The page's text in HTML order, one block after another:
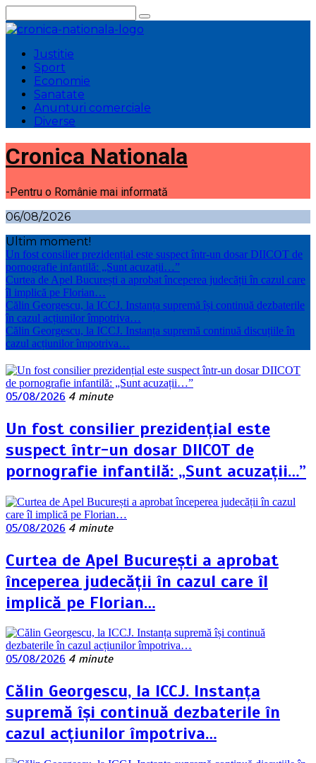
la
conținut
Justitie
Sport
Economie
Sanatate
Anunturi comerciale
Diverse
Cronica Nationala
-Pentru o Românie mai informată
06/08/2026
Ultim moment!
Un fost consilier prezidențial este suspect într-un dosar DIICOT de
pornografie infantilă: „Sunt acuzații…”
Curtea de Apel București a aprobat începerea judecății în cazul care
îl implică pe Florian…
Călin Georgescu, la ICCJ. Instanța supremă își continuă dezbaterile
în cazul acțiunilor împotriva…
Călin Georgescu, la ICCJ. Instanța supremă continuă discuțiile în
cazul acțiunilor împotriva…
05/08/2026 4 minute
Un fost consilier prezidențial este
suspect într-un dosar DIICOT de
pornografie infantilă: „Sunt acuzații…”
05/08/2026 4 minute
Curtea de Apel București a aprobat
începerea judecății în cazul care îl
implică pe Florian…
05/08/2026 4 minute
Călin Georgescu, la ICCJ. Instanța
supremă își continuă dezbaterile în
cazul acțiunilor împotriva…